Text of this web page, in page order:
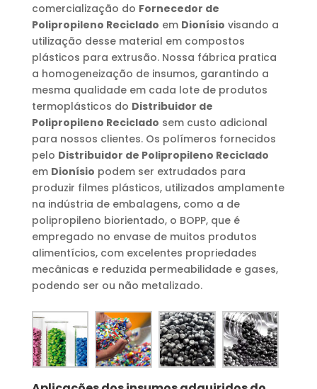
comercialização do Fornecedor de
Polipropileno Reciclado em Dionísio visando a
utilização desse material em compostos
plásticos para extrusão. Nossa fábrica pratica
a homogeneização de insumos, garantindo a
mesma qualidade em cada lote de produtos
termoplásticos do Distribuidor de
Polipropileno Reciclado sem custo adicional
para nossos clientes. Os polímeros fornecidos
pelo Distribuidor de Polipropileno Reciclado
em Dionísio podem ser extrudados para
produzir filmes plásticos, utilizados amplamente
na indústria de embalagens, como a de
polipropileno biorientado, o BOPP, que é
empregado no envase de muitos produtos
alimentícios, com excelentes propriedades
mecânicas e reduzida permeabilidade e gases,
podendo ser ou não metalizado.